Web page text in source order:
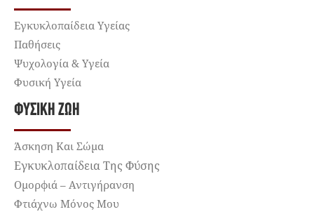
Εγκυκλοπαίδεια Υγείας
Παθήσεις
Ψυχολογία & Υγεία
Φυσική Υγεία
ΦΥΣΙΚΉ ΖΩΉ
Άσκηση Και Σώμα
Εγκυκλοπαίδεια Της Φύσης
Ομορφιά – Αντιγήρανση
Φτιάχνω Μόνος Μου